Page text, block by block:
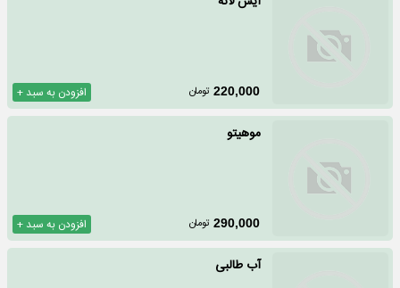
افزودن به سبد + 220,000 تومان
موهیتو
افزودن به سبد + 290,000 تومان
آب طالبی